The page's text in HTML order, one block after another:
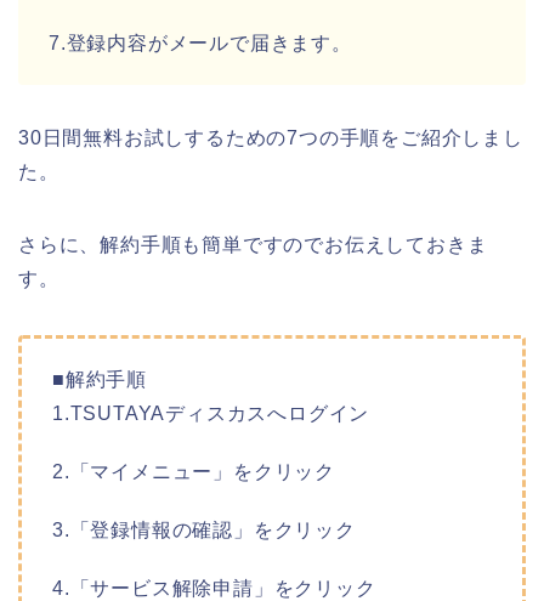
7.登録内容がメールで届きます。
30日間無料お試しするための7つの手順をご紹介しまし
た。
さらに、解約手順も簡単ですのでお伝えしておきま
す。
■解約手順
1.TSUTAYAディスカスへログイン
2.「マイメニュー」をクリック
3.「登録情報の確認」をクリック
4.「サービス解除申請」をクリック